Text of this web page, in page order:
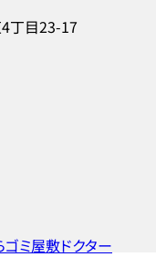
丁目23-17
ミ屋敷ドクター